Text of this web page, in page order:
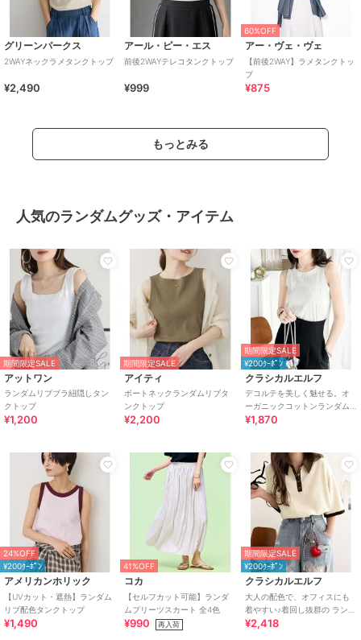
グリーンパークス
2WAYネックラメタンクトップ
¥2,490
アール・ピー・エス
前後2WAYテレコタンクトップ
¥999
60%OFF
アー・ヴェ・ヴェ
【前後2WAY】ラメタンクトッ
プ
¥875
もっとみる
人気のランダムグッズ・アイテム
期間限定SALE
アットワン
ランダムリブブラ紐隠しタン
クトップ
¥1,200
期間限定SALE
アイティ
ボートネックランダムリブタ
ンクトップ
¥2,200
期間限定SALE
¥200ｸｰﾎﾟﾝ
クラシカルエルフ
デコルテを美しく魅せる。オ
ーガニックコットンランダム
テレコアソートタンクトップ
¥1,870
24%OFF
¥200ｸｰﾎﾟﾝ
アメリカンホリック
【UVカット・遮熱】ランダム
リブ配色タンクトップ
¥1,490
41%OFF
コカ
【セルフカット可能】ランダ
ムプリーツスカート 全4色
¥990 再入荷
期間限定SALE
¥200ｸｰﾎﾟﾝ
クラシカルエルフ
大人の配色で、オフィスにも
着やすい♪着回し抜群の ランダ
ムリブ 配色ポロトップス(半袖)
¥2,418